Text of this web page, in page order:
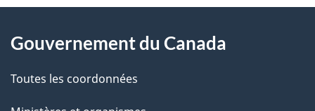
v
o
t
r
About
this
site
Gouvernement du Canada
Toutes les coordonnées